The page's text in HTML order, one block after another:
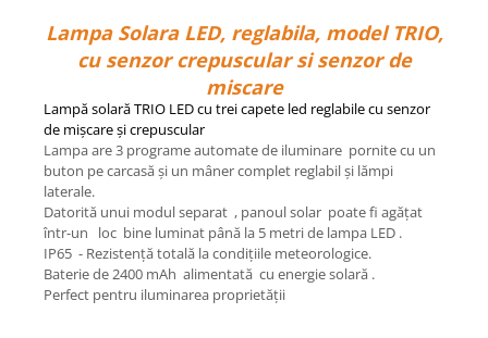
Lampa Solara LED, reglabila, model TRIO,
cu senzor crepuscular si senzor de
miscare
Lampă solară TRIO LED cu trei capete led reglabile cu senzor
de mișcare și crepuscular
Lampa are 3 programe automate de iluminare pornite cu un
buton pe carcasă și un mâner complet reglabil și lămpi
laterale.
Datorită unui modul separat , panoul solar poate fi agățat
într-un loc bine luminat până la 5 metri de lampa LED .
IP65 - Rezistență totală la condițiile meteorologice.
Baterie de 2400 mAh alimentată cu energie solară .
Perfect pentru iluminarea proprietății